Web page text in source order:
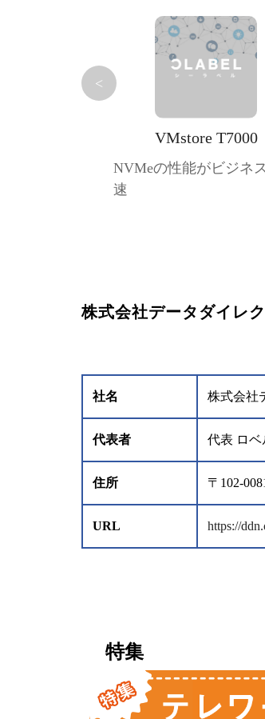
VMstore T7000
NVMeの性能がビジネ
速
<
株式会社データダイレ
社名 株式会社
代表者 代表 ロ
住所 〒102-
URL https://
特集